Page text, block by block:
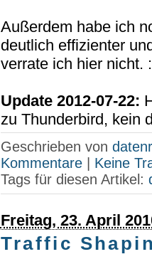
Außerdem habe ich
deutlich effizienter
verrate ich hier nicht.
Update 2012-07-22:
zu Thunderbird, kein
Geschrieben von
Kommentare| Keine
Tags für diesen Artikel:
Freitag, 23. April
Traffic